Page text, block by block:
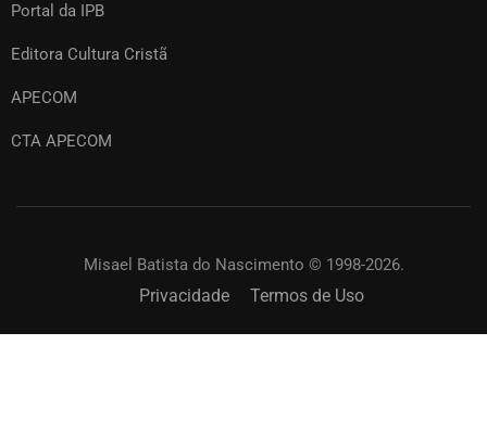
Portal da IPB
Editora Cultura Cristã
APECOM
CTA APECOM
Misael Batista do Nascimento © 1998-2026.
Privacidade Termos de Uso